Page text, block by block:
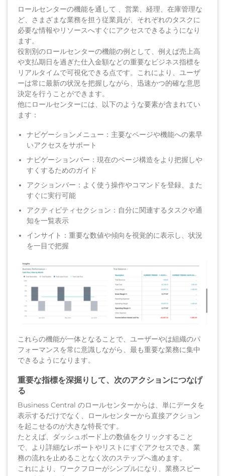
ロールセンターの機能を通して 、営業、経理、在庫管理な
ど、さまざまな業務を担う従業員が、それぞれのタスクに
必要な情報やリソースへすぐにアクセスできるようになり
ます。
役割別のロールセンターの機能の例として、例えば売上高
や支払期日を過ぎた仕入金額などの重要なビジネス指標を
リアルタイムで可視化できる点です。これにより、ユーザ
ーは常に最新の状況を把握しながら、迅速かつ的確な意思
決定を行うことができます。
他にロールセンターには、以下のような要素が含まれてい
ます：
ナビゲーションメニュー：主要なページや機能への素早
いアクセスをサポート
ナビゲーションバー：現在のページ構造をより把握しや
すくするためのガイド
アクションバー：よく使う操作やコマンドを登録、また
すぐに実行可能
アクティビティセクション：自分に関連するタスクや通
知を一覧表示
インサイト：重要な数値や傾向を視覚的に表示し、状況
を一目で把握
これらの機能が一体となることで、ユーザーやは組織のパ
フォーマンスを常に意識しながら、最も重要な業務に集中
できるようになります。
重要な指標を深掘りして、次のアクションにつなげ
る
Business Central のロールセンターからは、単にデータを
表示するだけでなく、ロールセンターから直接アクション
を起こせるのが大きな特長です。
たとえば、ダッシュボード上の数値をクリックすること
で、より詳細なレポートやリストにすぐアクセスでき、業
務の流れを止めることなく次のステップへ進めます。
これにより、ワークフローがシンプルになり、業務スピー